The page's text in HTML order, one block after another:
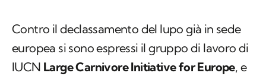
Contro il declassamento del lupo già in sede
europea si sono espressi il gruppo di lavoro di
IUCN Large Carnivore Initiative for Europe, e